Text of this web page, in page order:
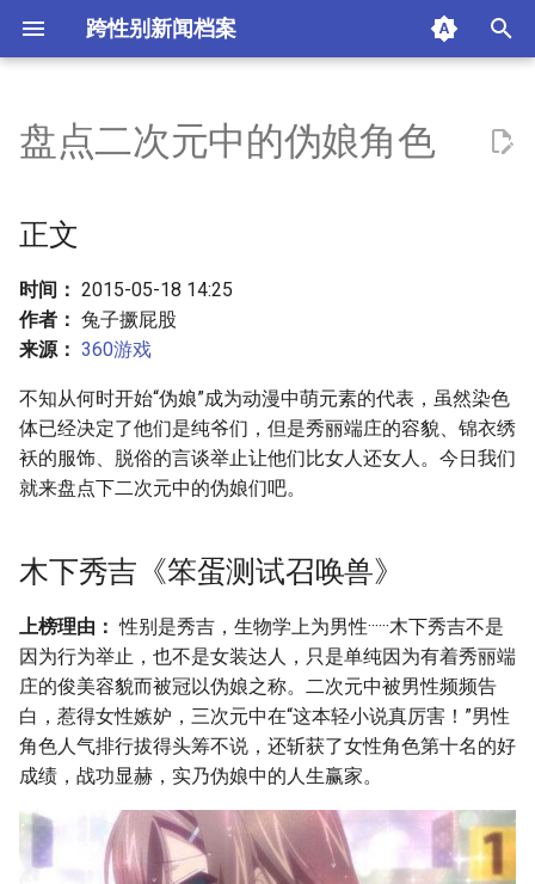
跨性别新闻档案
p
t
o
a
r
a
r
c
h
i
正文
木下秀吉《笨蛋测试召唤兽》
夏尔·凡多姆海恩《黑执事》
加斯帕·维拉迪《High School
DXD》
莲太《潜行吧！奈亚子》
户冢彩加《我的青春恋爱喜剧
最新评论 (3)
摘要与附加信息
附加信息 [Processed Page
Metadata]
盘点二次元中的伪娘角色
正文
时间： 2015-05-18 14:25
作者： 兔子撅屁股
来源： 360游戏
不知从何时开始“伪娘”成为动漫中萌元素的代表，虽然染色
体已经决定了他们是纯爷们，但是秀丽端庄的容貌、锦衣绣
袄的服饰、脱俗的言谈举止让他们比女人还女人。今日我们
就来盘点下二次元中的伪娘们吧。
木下秀吉《笨蛋测试召唤兽》
上榜理由： 性别是秀吉，生物学上为男性······木下秀吉不是
因为行为举止，也不是女装达人，只是单纯因为有着秀丽端
庄的俊美容貌而被冠以伪娘之称。二次元中被男性频频告
白，惹得女性嫉妒，三次元中在“这本轻小说真厉害！”男性
角色人气排行拔得头筹不说，还斩获了女性角色第十名的好
成绩，战功显赫，实乃伪娘中的人生赢家。